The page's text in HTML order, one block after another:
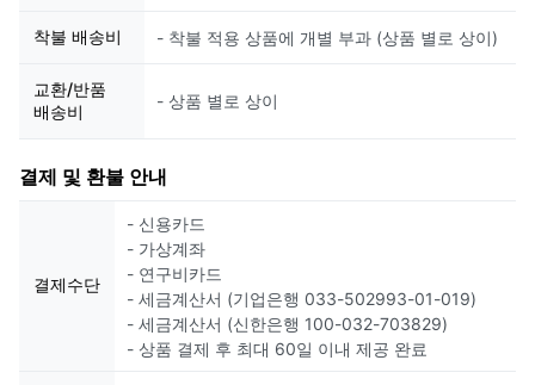
착불 배송비 - 착불 적용 상품에 개별 부과 (상품 별로 상이)
교환/반품
배송비
- 상품 별로 상이
결제 및 환불 안내
결제수단
- 신용카드
- 가상계좌
- 연구비카드
- 세금계산서 (기업은행 033-502993-01-019)
- 세금계산서 (신한은행 100-032-703829)
- 상품 결제 후 최대 60일 이내 제공 완료